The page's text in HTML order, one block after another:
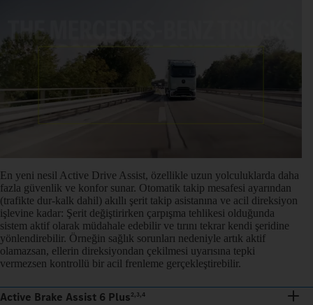
En yeni nesil Active Drive Assist, özellikle uzun yolculuklarda daha
fazla güvenlik ve konfor sunar. Otomatik takip mesafesi ayarından
(trafikte dur‑kalk dahil) akıllı şerit takip asistanına ve acil direksiyon
işlevine kadar: Şerit değiştirirken çarpışma tehlikesi olduğunda
sistem aktif olarak müdahale edebilir ve tırını tekrar kendi şeridine
yönlendirebilir. Örneğin sağlık sorunları nedeniyle artık aktif
olamazsan, ellerin direksiyondan çekilmesi uyarısına tepki
vermezsen kontrollü bir acil frenleme gerçekleştirebilir.
Active Brake Assist 6 Plus2,3,4